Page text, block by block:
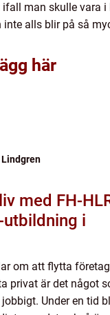
man skulle vara
alls blir på så
här
med FH-
utbildning i
om att flytta
privat är det något
Under en tid